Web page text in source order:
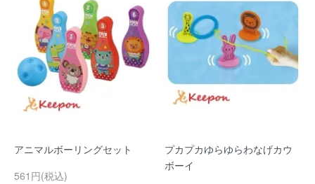
アニマルボーリングセット
561円(税込)
プカプカゆらゆらわなげカウ
ボーイ